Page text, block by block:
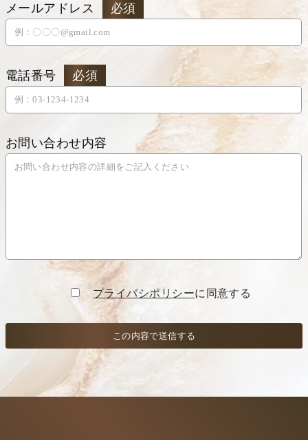
メールアドレス 必須
電話番号 必須
お問い合わせ内容
プライバシポリシーに同意する